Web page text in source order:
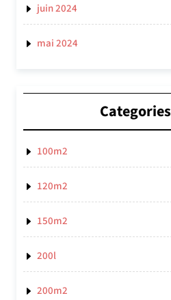
juin 2024
mai 2024
Categories
100m2
120m2
150m2
200l
200m2